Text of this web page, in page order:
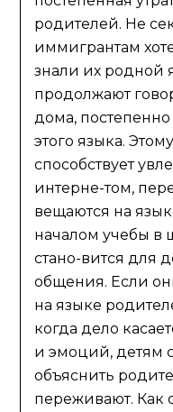
родителей. Не
иммигрантам
знали их родной
продолжают
дома,
этого языка.
способствует
интерне-том,
вещаются на
началом учебы в
стано-вится для
общения. Если
на языке
когда дело
и эмоций, детям
объяснить
переживают. Как